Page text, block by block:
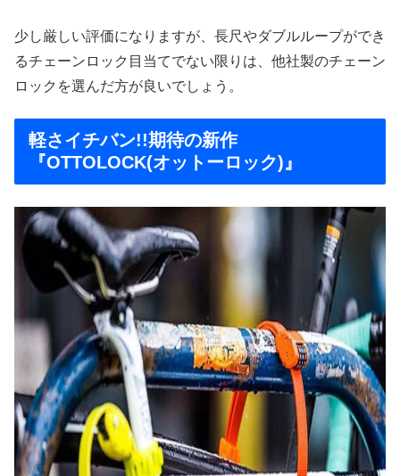
少し厳しい評価になりますが、長尺やダブルループができ
るチェーンロック目当てでない限りは、他社製のチェーン
ロックを選んだ方が良いでしょう。
軽さイチバン!!期待の新作
『OTTOLOCK(オットーロック)』